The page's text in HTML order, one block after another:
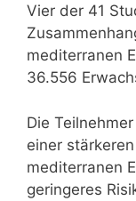
Vier der 41
mediterranen
36.556
Die
einer
mediterranen
geringeres